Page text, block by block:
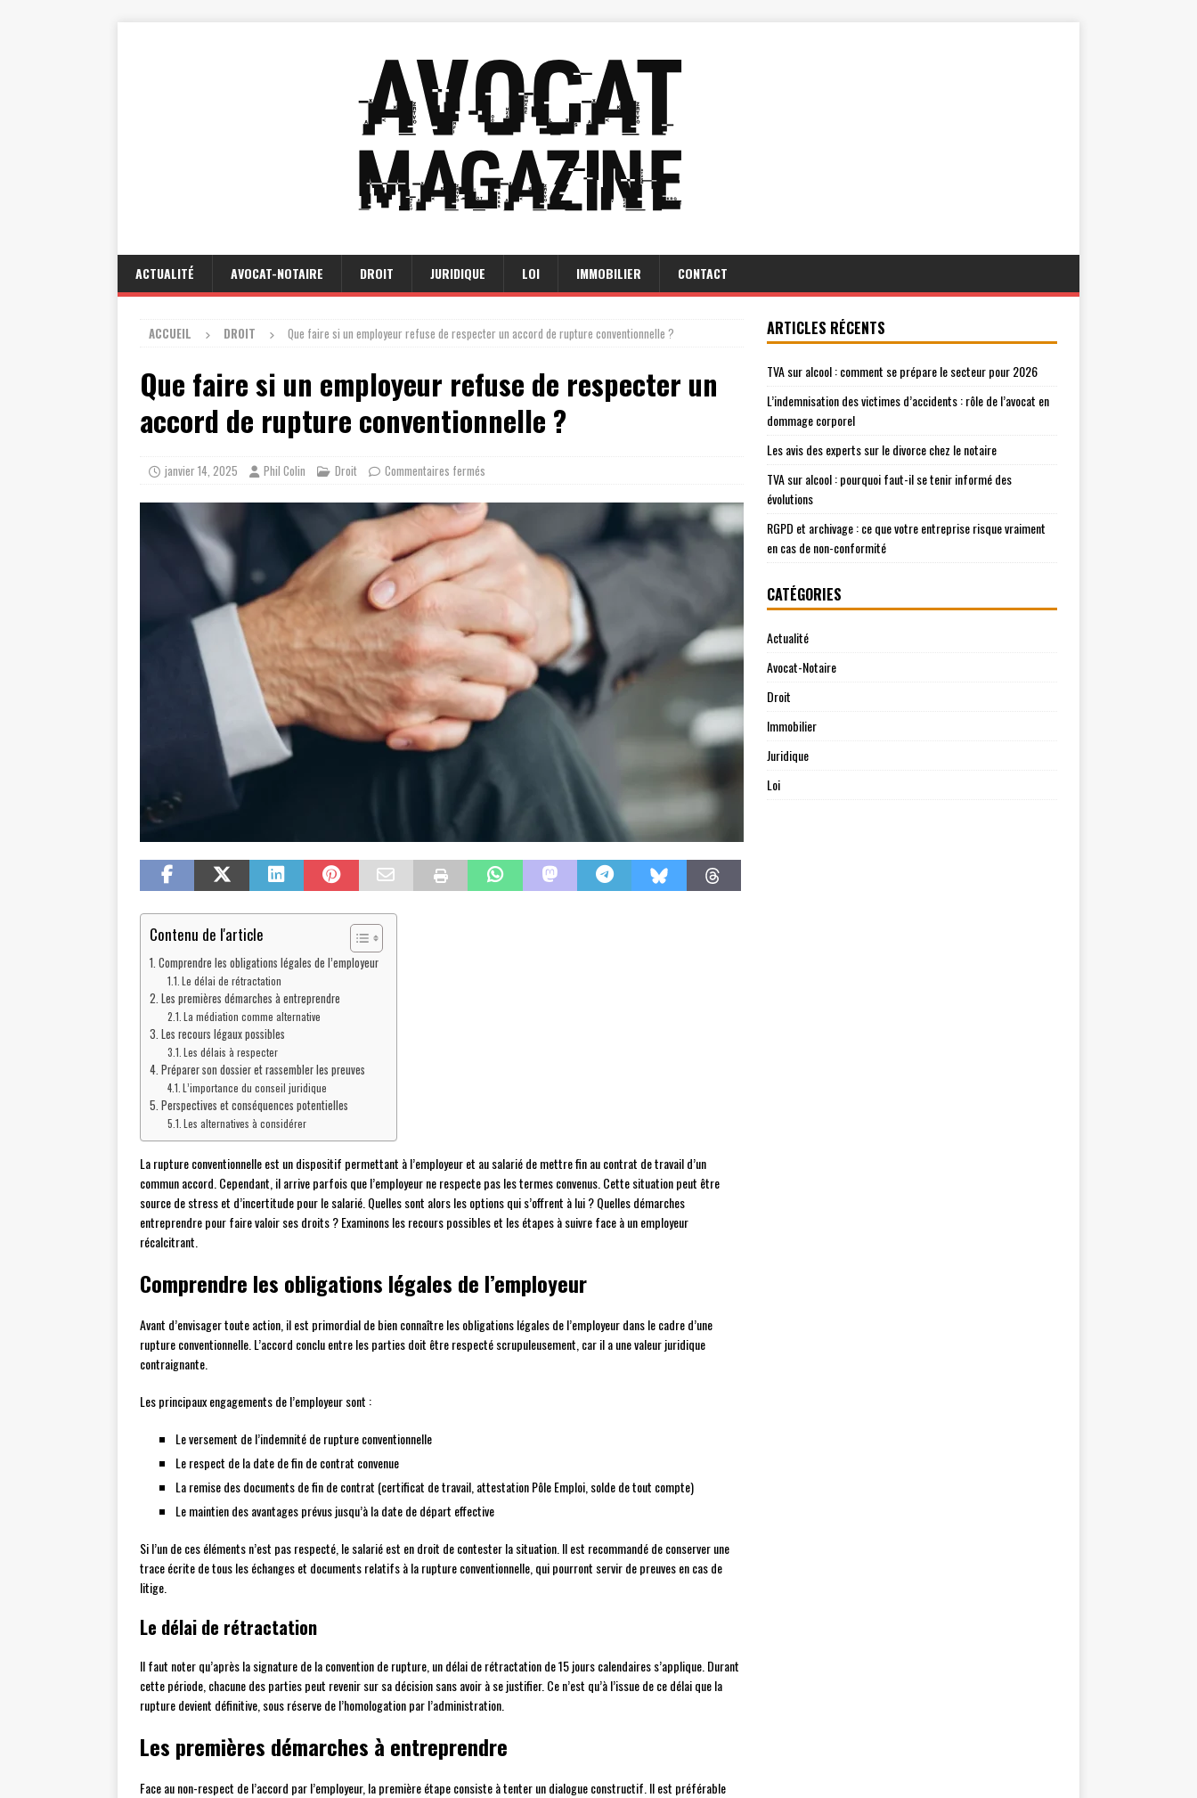
ACTUALITÉ AVOCAT-NOTAIRE DROIT JURIDIQUE LOI IMMOBILIER CONTACT
ACCUEIL DROIT Que faire si un employeur refuse de respecter un accord de rupture conventionnelle ?
Que faire si un employeur refuse de respecter un
accord de rupture conventionnelle ?
janvier 14, 2025 Phil Colin Droit Commentaires fermés
Contenu de l'article
Comprendre les obligations légales de l’employeur
Le délai de rétractation
Les premières démarches à entreprendre
La médiation comme alternative
Les recours légaux possibles
Les délais à respecter
Préparer son dossier et rassembler les preuves
L’importance du conseil juridique
Perspectives et conséquences potentielles
Les alternatives à considérer
La rupture conventionnelle est un dispositif permettant à l’employeur et au salarié de mettre fin au contrat de travail d’un
commun accord. Cependant, il arrive parfois que l’employeur ne respecte pas les termes convenus. Cette situation peut être
source de stress et d’incertitude pour le salarié. Quelles sont alors les options qui s’offrent à lui ? Quelles démarches
entreprendre pour faire valoir ses droits ? Examinons les recours possibles et les étapes à suivre face à un employeur
récalcitrant.
Comprendre les obligations légales de l’employeur
Avant d’envisager toute action, il est primordial de bien connaître les obligations légales de l’employeur dans le cadre d’une
rupture conventionnelle. L’accord conclu entre les parties doit être respecté scrupuleusement, car il a une valeur juridique
contraignante.
Les principaux engagements de l’employeur sont :
Le versement de l’indemnité de rupture conventionnelle
Le respect de la date de fin de contrat convenue
La remise des documents de fin de contrat (certificat de travail, attestation Pôle Emploi, solde de tout compte)
Le maintien des avantages prévus jusqu’à la date de départ effective
Si l’un de ces éléments n’est pas respecté, le salarié est en droit de contester la situation. Il est recommandé de conserver une
trace écrite de tous les échanges et documents relatifs à la rupture conventionnelle, qui pourront servir de preuves en cas de
litige.
Le délai de rétractation
Il faut noter qu’après la signature de la convention de rupture, un délai de rétractation de 15 jours calendaires s’applique. Durant
cette période, chacune des parties peut revenir sur sa décision sans avoir à se justifier. Ce n’est qu’à l’issue de ce délai que la
rupture devient définitive, sous réserve de l’homologation par l’administration.
Les premières démarches à entreprendre
Face au non-respect de l’accord par l’employeur, la première étape consiste à tenter un dialogue constructif. Il est préférable
ARTICLES RÉCENTS
TVA sur alcool : comment se prépare le secteur pour 2026
L’indemnisation des victimes d’accidents : rôle de l’avocat en
dommage corporel
Les avis des experts sur le divorce chez le notaire
TVA sur alcool : pourquoi faut-il se tenir informé des
évolutions
RGPD et archivage : ce que votre entreprise risque vraiment
en cas de non-conformité
CATÉGORIES
Actualité
Avocat-Notaire
Droit
Immobilier
Juridique
Loi